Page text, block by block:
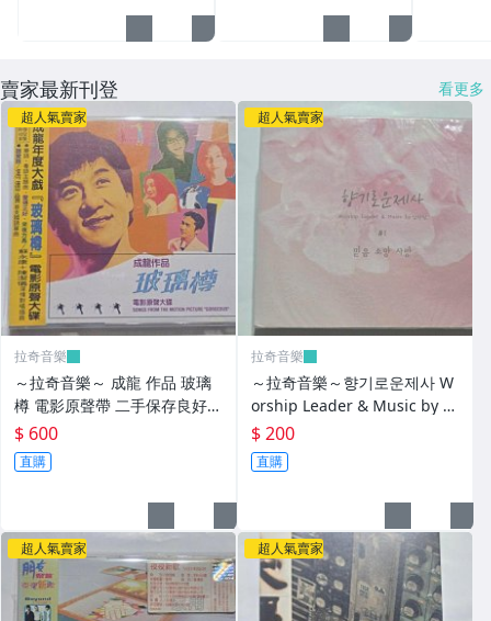
賣家最新刊登 看更多
超人氣賣家
拉奇音樂
～拉奇音樂～ 成龍 作品 玻璃
樽 電影原聲帶 二手保存良好有
側標
$ 600
直購
超人氣賣家
拉奇音樂
～拉奇音樂～향기로운제사 W
orship Leader & Music by 안
정민 #1 믿음 소망 사랑 韓國
版 全新未拆封
$ 200
直購
超人氣賣家 超人氣賣家